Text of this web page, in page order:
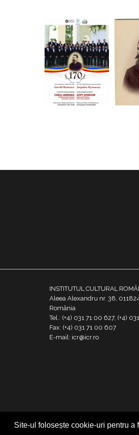
Site-ul folosește cookie-uri pentru
INSTITUTUL CULTURAL
Aleea Alexandru nr. 38,
România
Tel.: (+4) 031 71 00 627, (+4)
Fax: (+4) 031 71 00 607
E-mail: icr@icr.ro